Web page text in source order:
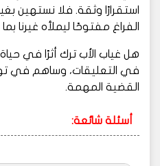
استقرارًا وثقة. فلا نستهين
الفراغ مفتوحًا ليملأه غيرنا
هل غياب الأب ترك أثرًا في
في التعليقات، وساهم في
القضية المهمة.
أسئلة شائعة: